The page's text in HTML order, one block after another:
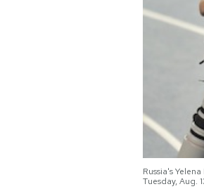
Russia's
Tuesday, Aug.